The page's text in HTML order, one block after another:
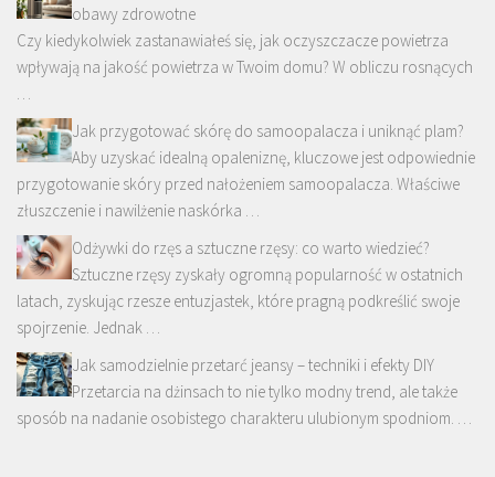
obawy zdrowotne
Czy kiedykolwiek zastanawiałeś się, jak oczyszczacze powietrza
wpływają na jakość powietrza w Twoim domu? W obliczu rosnących
…
Jak przygotować skórę do samoopalacza i uniknąć plam?
Aby uzyskać idealną opaleniznę, kluczowe jest odpowiednie
przygotowanie skóry przed nałożeniem samoopalacza. Właściwe
złuszczenie i nawilżenie naskórka …
Odżywki do rzęs a sztuczne rzęsy: co warto wiedzieć?
Sztuczne rzęsy zyskały ogromną popularność w ostatnich
latach, zyskując rzesze entuzjastek, które pragną podkreślić swoje
spojrzenie. Jednak …
Jak samodzielnie przetarć jeansy – techniki i efekty DIY
Przetarcia na dżinsach to nie tylko modny trend, ale także
sposób na nadanie osobistego charakteru ulubionym spodniom. …